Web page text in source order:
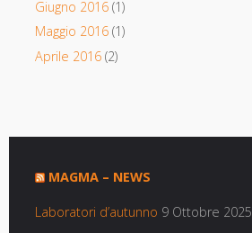
Giugno 2016(1)
Maggio 2016(1)
Aprile 2016(2)
MAGMA – NEWS
Laboratori d’autunno 9 Ottobre 2025